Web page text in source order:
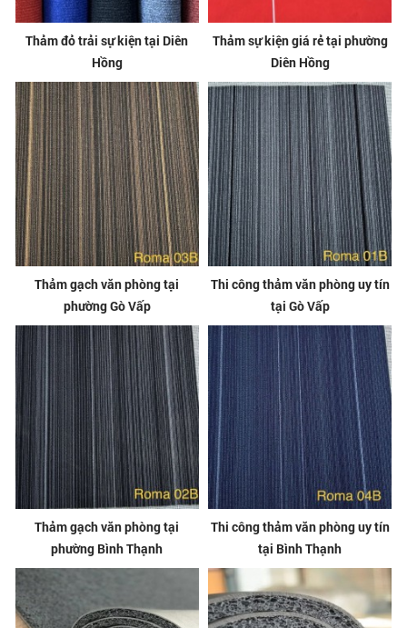
Thảm đỏ trải sự kiện tại Diên
Hồng
Thảm sự kiện giá rẻ tại phường
Diên Hồng
Thảm gạch văn phòng tại
phường Gò Vấp
Thi công thảm văn phòng uy tín
tại Gò Vấp
Thảm gạch văn phòng tại
phường Bình Thạnh
Thi công thảm văn phòng uy tín
tại Bình Thạnh